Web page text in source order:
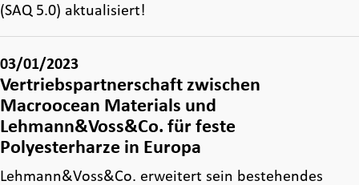
(SAQ 5.0) aktualisiert!
03/01/2023
Vertriebspartnerschaft zwischen
Macroocean Materials und
Lehmann&Voss&Co. für feste
Polyesterharze in Europa
Lehmann&Voss&Co. erweitert sein bestehendes